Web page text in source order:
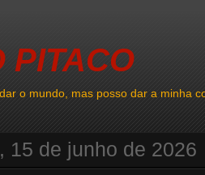
PITACO
o mundo, mas posso dar a minha
15 de junho de 2026